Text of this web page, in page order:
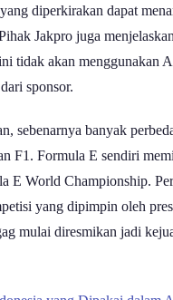
diperkirakan dapat
Jakpro juga
tidak akan menggunakan
sponsor.
sebenarnya banyak
F1. Formula E sendiri
E World Championship.
yang dipimpin oleh
mulai diresmikan jadi